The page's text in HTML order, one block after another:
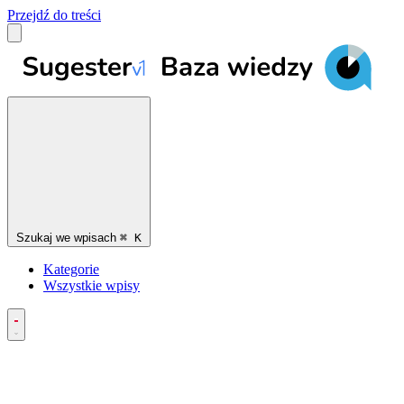
Przejdź do treści
Szukaj we wpisach ⌘ K
Kategorie
Wszystkie wpisy